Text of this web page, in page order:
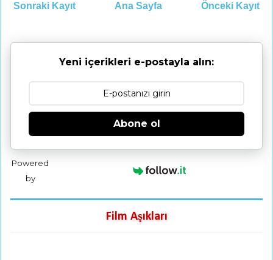
Sonraki Kayıt Önceki Kayıt
Ana Sayfa
Yeni içerikleri e-postayla alın:
Abone ol
Powered
by
Film Aşıkları